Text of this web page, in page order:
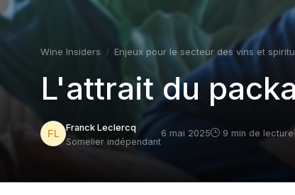
Wine Insiders Enjeux pour le secteur des vins et
L'attrait du
Franck Leclercq
Somelier indépendant
6 mai 2025 9 min de lecture